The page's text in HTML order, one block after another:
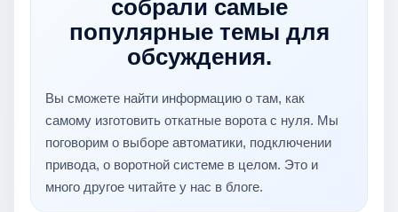
собрали самые
популярные темы для
обсуждения.
Вы сможете найти информацию о там, как
самому изготовить откатные ворота с нуля. Мы
поговорим о выборе автоматики, подключении
привода, о воротной системе в целом. Это и
много другое читайте у нас в блоге.